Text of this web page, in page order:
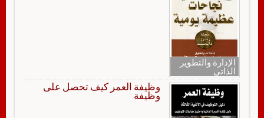
الإدارة والتطوير
الذاتي
وظيفة العمر كيف تحصل على
وظيفة